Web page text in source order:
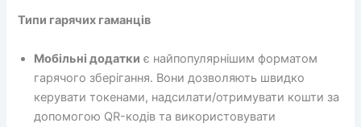
Типи гарячих гаманців
Мобільні додатки є найпопулярнішим форматом
гарячого зберігання. Вони дозволяють швидко
керувати токенами, надсилати/отримувати кошти за
допомогою QR-кодів та використовувати